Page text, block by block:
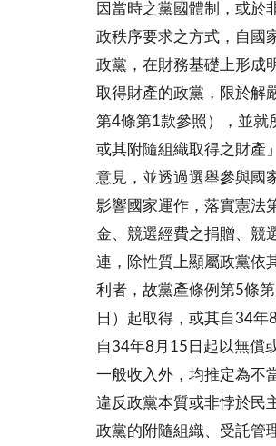
因當時之黨國體制，或於
政秩序要求之方式，自國
政黨，在財務基礎上形成
取得財產的政黨，限於解
第4條第1款參照），並就
或其附隨組織取得之財產
意見，並透過選舉參與國
影響國家運作，落實憲法
金、競選經費之捐贈、競
連，除性質上顯屬政黨依
利者，故黨產條例第5條
日）起取得，或其自34
自34年8月15日起以無償
一般收入外，均推定為不
違反政黨本質或非悖於民
政黨的附隨組織、受託管